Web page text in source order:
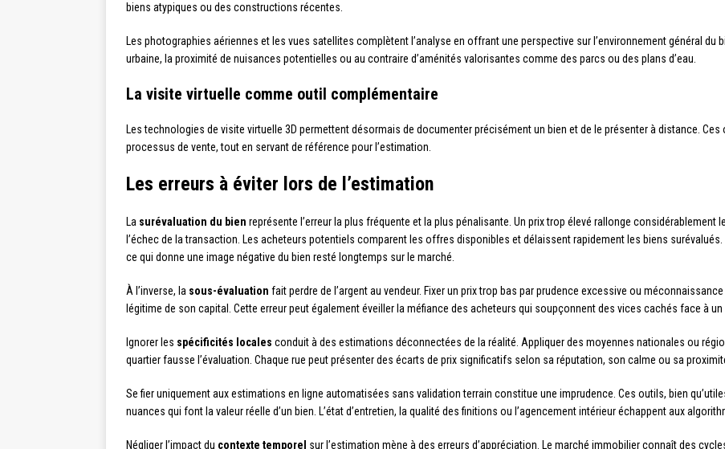
biens atypiques ou des constructions récentes.
Les photographies aériennes et les vues satellites complètent l’analyse en offrant une perspective sur l’environnement général du
urbaine, la proximité de nuisances potentielles ou au contraire d’aménités valorisantes comme des parcs ou des plans d’eau.
La visite virtuelle comme outil complémentaire
Les technologies de visite virtuelle 3D permettent désormais de documenter précisément un bien et de le présenter à distance.
processus de vente, tout en servant de référence pour l’estimation.
Les erreurs à éviter lors de l’estimation
La surévaluation du bien représente l’erreur la plus fréquente et la plus pénalisante. Un prix trop élevé rallonge considérablement
l’échec de la transaction. Les acheteurs potentiels comparent les offres disponibles et délaissent rapidement les biens
ce qui donne une image négative du bien resté longtemps sur le marché.
À l’inverse, la sous-évaluation fait perdre de l’argent au vendeur. Fixer un prix trop bas par prudence excessive ou
légitime de son capital. Cette erreur peut également éveiller la méfiance des acheteurs qui soupçonnent des vices cachés face à
Ignorer les spécificités locales conduit à des estimations déconnectées de la réalité. Appliquer des moyennes nationales ou
quartier fausse l’évaluation. Chaque rue peut présenter des écarts de prix significatifs selon sa réputation, son calme ou sa
Se fier uniquement aux estimations en ligne automatisées sans validation terrain constitue une imprudence. Ces outils, bien
nuances qui font la valeur réelle d’un bien. L’état d’entretien, la qualité des finitions ou l’agencement intérieur échappent aux
Négliger l’impact du contexte temporel sur l’estimation mène à des erreurs d’appréciation. Le marché immobilier connaît des